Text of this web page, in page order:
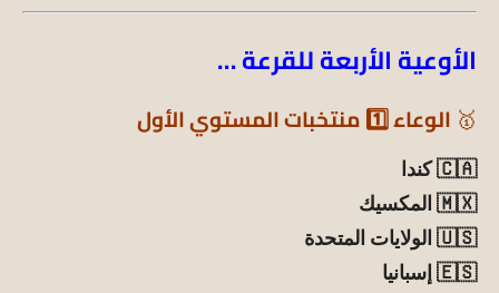
الأوعية الأربعة للقرعة …
🥇 الوعاء 1️⃣ منتخبات المستوي الأول
🇨🇦 كندا
🇲🇽 المكسيك
🇺🇸 الولايات المتحدة
🇪🇸 إسبانيا